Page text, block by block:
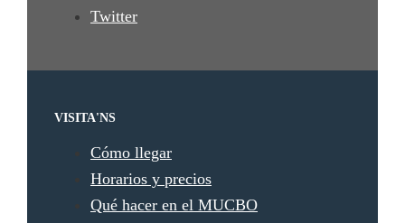
Twitter
VISITA'NS
Cómo llegar
Horarios y precios
Qué hacer en el MUCBO